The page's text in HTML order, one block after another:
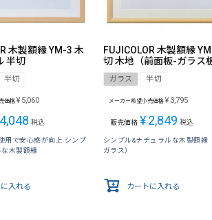
木製額縁 YM-3 木
半切
半切
価格 ¥ 5,060
4,048 税込
用で安心感が向上 シンプ
な木製額縁
入れる
FUJICOLOR 木製額縁
切 木地（前面板-ガラス
ガラス 半切
メーカー希望小売価格 ¥ 3,795
販売価格 ¥2,849 税込
シンプル&ナチュラルな木製額縁
ガラス）
カートに入れる